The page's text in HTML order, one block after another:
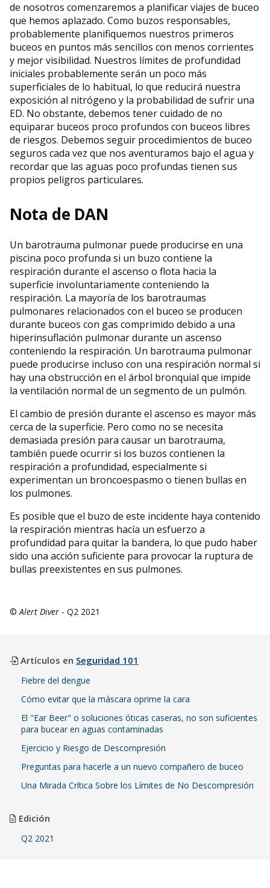
de nosotros comenzaremos a planificar viajes de buceo
que hemos aplazado. Como buzos responsables,
probablemente planifiquemos nuestros primeros
buceos en puntos más sencillos con menos corrientes
y mejor visibilidad. Nuestros límites de profundidad
iniciales probablemente serán un poco más
superficiales de lo habitual, lo que reducirá nuestra
exposición al nitrógeno y la probabilidad de sufrir una
ED. No obstante, debemos tener cuidado de no
equiparar buceos proco profundos con buceos libres
de riesgos. Debemos seguir procedimientos de buceo
seguros cada vez que nos aventuramos bajo el agua y
recordar que las aguas poco profundas tienen sus
propios peligros particulares.
Nota de DAN
Un barotrauma pulmonar puede producirse en una
piscina poco profunda si un buzo contiene la
respiración durante el ascenso o flota hacia la
superficie involuntariamente conteniendo la
respiración. La mayoría de los barotraumas
pulmonares relacionados con el buceo se producen
durante buceos con gas comprimido debido a una
hiperinsuflación pulmonar durante un ascenso
conteniendo la respiración. Un barotrauma pulmonar
puede producirse incluso con una respiración normal si
hay una obstrucción en el árbol bronquial que impide
la ventilación normal de un segmento de un pulmón.
El cambio de presión durante el ascenso es mayor más
cerca de la superficie. Pero como no se necesita
demasiada presión para causar un barotrauma,
también puede ocurrir si los buzos contienen la
respiración a profundidad, especialmente si
experimentan un broncoespasmo o tienen bullas en
los pulmones.
Es posible que el buzo de este incidente haya contenido
la respiración mientras hacía un esfuerzo a
profundidad para quitar la bandera, lo que pudo haber
sido una acción suficiente para provocar la ruptura de
bullas preexistentes en sus pulmones.
©Alert Diver - Q2 2021
Artículos en Seguridad 101
Fiebre del dengue
Cómo evitar que la máscara oprime la cara
El "Ear Beer" o soluciones óticas caseras, no son suficientes
para bucear en aguas contaminadas
Ejercicio y Riesgo de Descompresión
Preguntas para hacerle a un nuevo compañero de buceo
Una Mirada Crítica Sobre los Límites de No Descompresión
Edición
Q2 2021